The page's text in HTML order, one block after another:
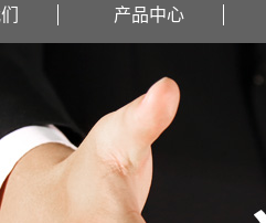
产品中心